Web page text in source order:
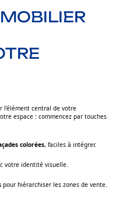
l’élément central de votre
espace : commencez par touches
colorées, faciles à intégrer.
votre identité visuelle.
pour hiérarchiser les zones de vente.